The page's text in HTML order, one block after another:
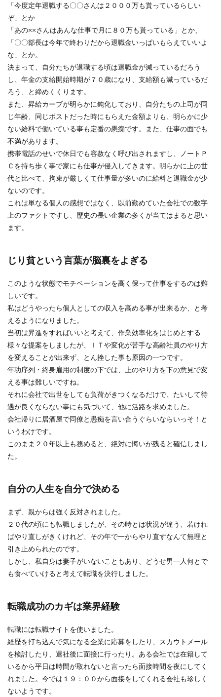
「今度定年退職する〇〇さんは２０００万も貰っているらしい
ぞ」とか
「あの××さんはあんな仕事で月に８０万も貰っている」とか、
「〇〇部長は今年で終わりだから退職金いっぱいもらえていいよ
な」とか。
決まって、自分たちが退職する頃は退職金が減っているだろう
し、年金の支給開始時期が７０歳になり、支給額も減っているだ
ろう、と締めくくります。
また、昇給カーブが明らかに鈍化しており、自分たちの上司が同
じ年齢、同じポストだった時にもらえた金額よりも、明らかに少
ない給料で働いている事も定番の愚痴です。また、仕事の面でも
不満があります。
携帯電話のせいで休日でも容赦なく呼び出されますし、ノートＰ
Ｃを持ち歩く事で家にも仕事が侵入してきます。明らかに上の世
代と比べて、拘束が厳しくて仕事量が多いのに給料と退職金が少
ないのです。
これは単なる個人の感想ではなく、以前勤めていた会社での数字
上のファクトですし、歴史の長い企業の多くが当てはまると思い
ます。
じり貧という言葉が脳裏をよぎる
このような状態でモチベーションを高く保って仕事をするのは難
しいです。
私はどうやったら個人としての収入を高める事が出来るか、と考
えるようになりました。
当初は昇進をすればいいと考えて、作業効率化をはじめとする
様々な提案をしましたが、ＩＴや変化が苦手な高齢社員のやり方
を変えることが出来ず、とん挫した事も原因の一つです。
年功序列・終身雇用の制度の下では、上のやり方を下の意見で変
える事は難しいですね。
それに会社で出世をしても負荷がきつくなるだけで、たいして待
遇が良くならない事にも気づいて、他に活路を求めました。
会社帰りに居酒屋で同僚と愚痴を言い合うぐらいならいっそ！と
いうわけです。
このまま２０年以上も務めると、絶対に悔いが残ると確信しまし
た。
自分の人生を自分で決める
まず、親からは強く反対されました。
２０代の頃にも転職しましたが、その時とは状況が違う、若けれ
ばやり直しがきくけれど、その年で一からやり直すなんて無理と
引き止められたのです。
しかし、私自身は妻子がいないこともあり、どうせ男一人何とで
も食べていけると考えて転職を決行しました。
転職成功のカギは業界経験
転職には転職サイトを使いました。
経歴を打ち込んで気になる企業に応募をしたり、スカウトメール
を検討したり、退社後に面接に行ったり。ある会社では在籍して
いるから平日は時間が取れないと言ったら面接時間を夜にしてく
れました。今では１９：００から面接をしてくれる会社も珍しく
ないようです。